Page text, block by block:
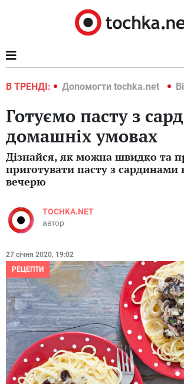
В ТРЕНДІ:
2022 Допомогти tochka.net
Готуємо пасту з
домашніх умовах
Дізнайся, як можна швидко та
приготувати пасту з сардинами
вечерю
TOCHKA.NET
автор
27 січня 2020, 19:02
РЕЦЕПТИ